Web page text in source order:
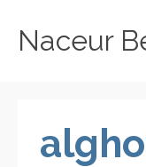
Naceur